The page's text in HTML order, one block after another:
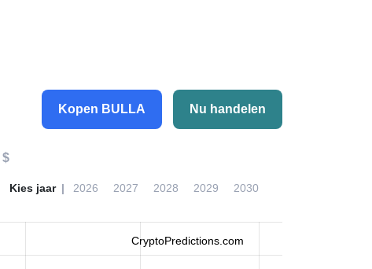
Kopen BULLA Nu handelen
$
Kies jaar 2026 2027 2028 2029 2030
CryptoPredictions.com